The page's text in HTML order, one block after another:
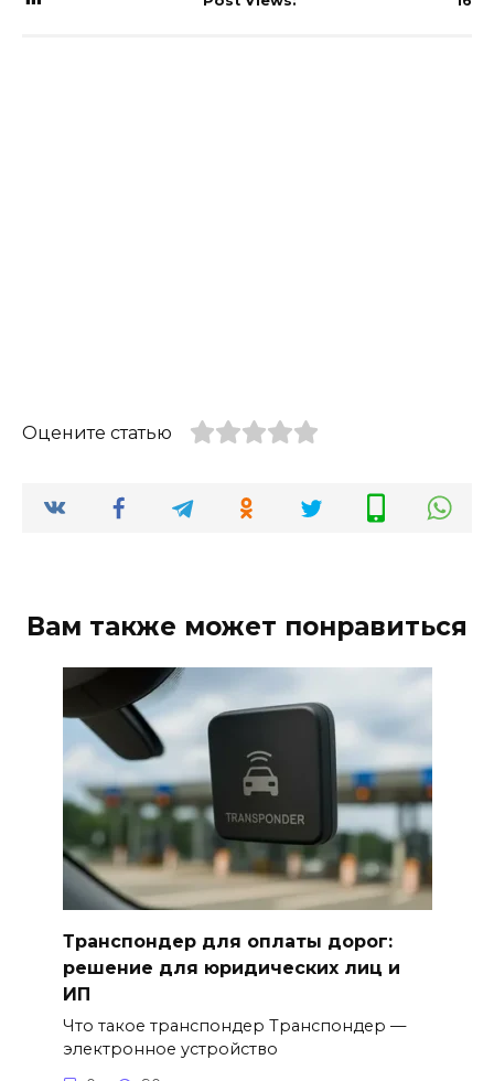
Оцените статью
Вам также может понравиться
Транспондер для оплаты дорог:
решение для юридических лиц и
ИП
Что такое транспондер Транспондер —
электронное устройство